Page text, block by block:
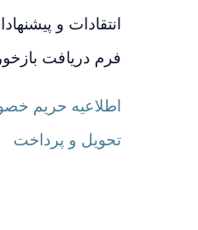
انتقادات و
فرم دریافت
اطلاعیه حریم
تحویل و پرداخت